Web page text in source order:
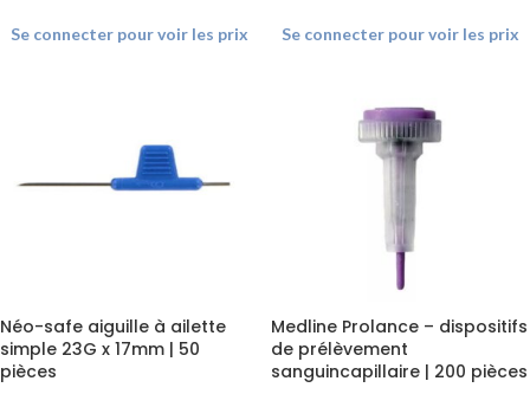
Se connecter pour voir les prix Se connecter pour voir les prix
Néo-safe aiguille à ailette
simple 23G x 17mm | 50
pièces
Medline Prolance – dispositifs
de prélèvement
sanguincapillaire | 200 pièces